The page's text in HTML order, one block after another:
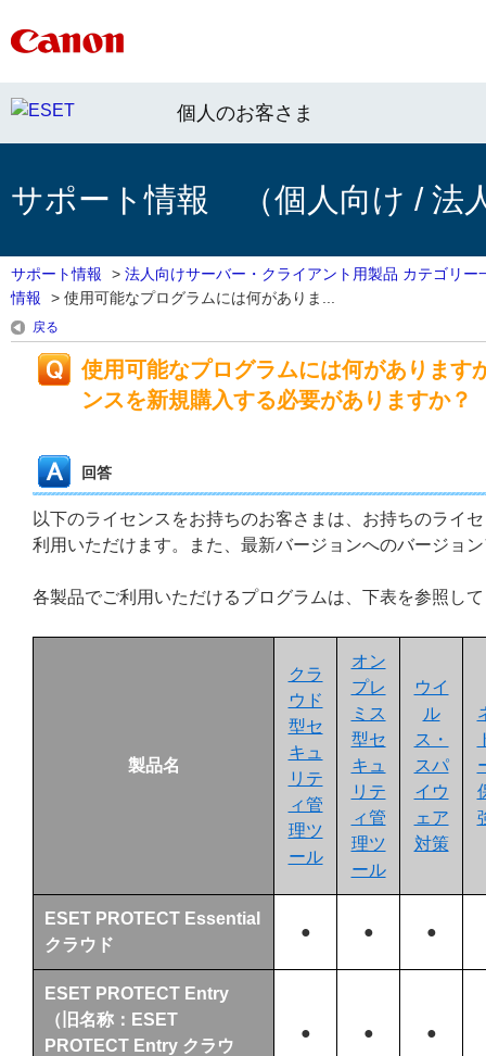
個人のお客さま
サポート情報 （個人向け / 法
サポート情報 > 法人向けサーバー・クライアント用製品 カテゴリー
情報
> 使用可能なプログラムには何がありま...
戻る
使用可能なプログラムには何があります
ンスを新規購入する必要がありますか？
回答
以下のライセンスをお持ちのお客さまは、お持ちのライ
利用いただけます。また、最新バージョンへのバージョ
各製品でご利用いただけるプログラムは、下表を参照し
製品名
クラ
ウド
型セ
キュ
リテ
ィ管
理ツ
ール
オン
プレ
ミス
型セ
キュ
リテ
ィ管
理ツ
ール
ウイ
ル
ス・
スパ
イウ
ェア
対策
ESET PROTECT Essential
クラウド
● ● ●
ESET PROTECT Entry
（旧名称：ESET
PROTECT Entry クラウ
● ● ●